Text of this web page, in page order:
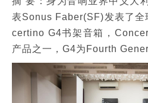
表Sonus Faber(SF)发表了全
certino G4书架音箱，
产品之一，G4为Fourth